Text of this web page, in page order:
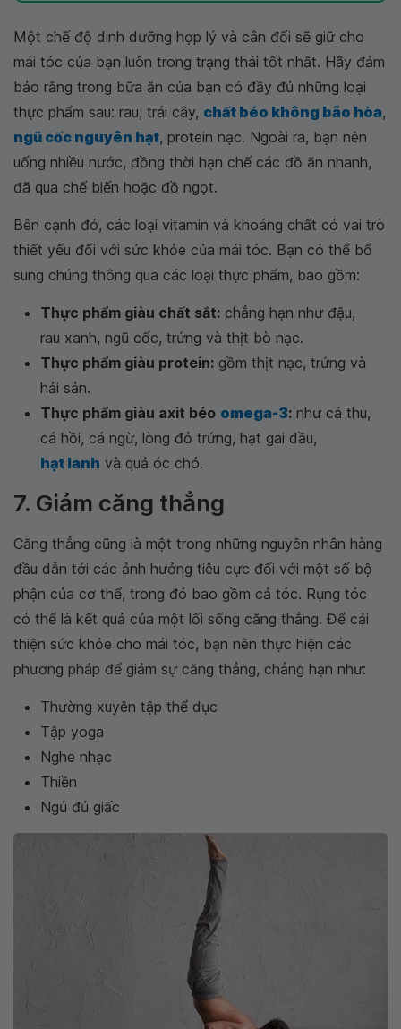
Một chế độ dinh dưỡng hợp lý và cân đối sẽ giữ cho
mái tóc của bạn luôn trong trạng thái tốt nhất. Hãy đảm
bảo rằng trong bữa ăn của bạn có đầy đủ những loại
thực phẩm sau: rau, trái cây, chất béo không bão hòa,
ngũ cốc nguyên hạt, protein nạc. Ngoài ra, bạn nên
uống nhiều nước, đồng thời hạn chế các đồ ăn nhanh,
đã qua chế biến hoặc đồ ngọt.
Bên cạnh đó, các loại vitamin và khoáng chất có vai trò
thiết yếu đối với sức khỏe của mái tóc. Bạn có thể bổ
sung chúng thông qua các loại thực phẩm, bao gồm:
Thực phẩm giàu chất sắt: chẳng hạn như đậu,
rau xanh, ngũ cốc, trứng và thịt bò nạc.
Thực phẩm giàu protein: gồm thịt nạc, trứng và
hải sản.
Thực phẩm giàu axit béo omega-3: như cá thu,
cá hồi, cá ngừ, lòng đỏ trứng, hạt gai dầu,
hạt lanh và quả óc chó.
7. Giảm căng thẳng
Căng thẳng cũng là một trong những nguyên nhân hàng
đầu dẫn tới các ảnh hưởng tiêu cực đối với một số bộ
phận của cơ thể, trong đó bao gồm cả tóc. Rụng tóc
có thể là kết quả của một lối sống căng thẳng. Để cải
thiện sức khỏe cho mái tóc, bạn nên thực hiện các
phương pháp để giảm sự căng thẳng, chẳng hạn như:
Thường xuyên tập thể dục
Tập yoga
Nghe nhạc
Thiền
Ngủ đủ giấc